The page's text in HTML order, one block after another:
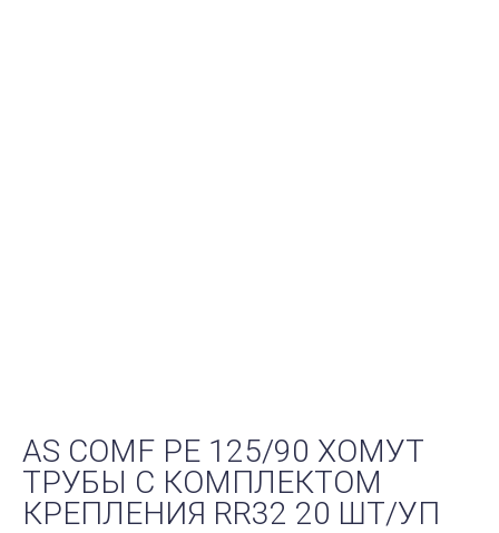
AS COMF PE 125/90 ХОМУТ
ТРУБЫ С КОМПЛЕКТОМ
КРЕПЛЕНИЯ RR32 20 ШТ/УП